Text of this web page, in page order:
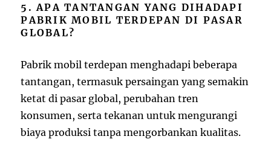
5. APA TANTANGAN YANG DIHADAPI
PABRIK MOBIL TERDEPAN DI PASAR
GLOBAL?
Pabrik mobil terdepan menghadapi beberapa
tantangan, termasuk persaingan yang semakin
ketat di pasar global, perubahan tren
konsumen, serta tekanan untuk mengurangi
biaya produksi tanpa mengorbankan kualitas.